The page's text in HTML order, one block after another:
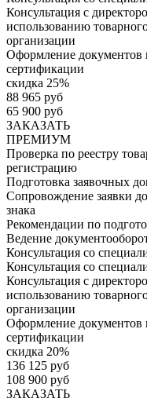
Консультация с
использованию
организации
Оформление документов
сертификации
скидка 25%
88 965 руб
65 900 руб
ЗАКАЗАТЬ
ПРЕМИУМ
Проверка по реестру
регистрацию
Подготовка заявочных
Сопровождение заявки
знака
Рекомендации по
Ведение
Консультация со
Консультация со
Консультация с
использованию
организации
Оформление документов
сертификации
скидка 20%
136 125 руб
108 900 руб
ЗАКАЗАТЬ